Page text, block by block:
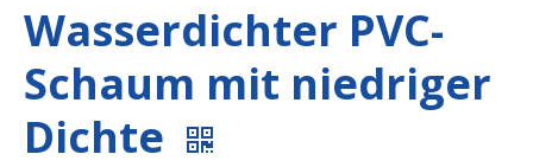
Wasserdichter PVC-
Schaum mit niedriger
Dichte